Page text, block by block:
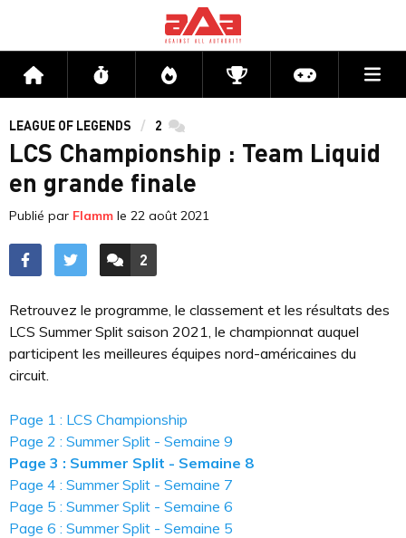
Accueil Flux Directs CompétitionsActu jeux
LEAGUE OF LEGENDS 2 commentaires
LCS Championship : Team Liquid
en grande finale
Publié par Flamm le 22 août 2021
ACCÉDER AUX
2
COMMENTAIRES
Retrouvez le programme, le classement et les résultats des
LCS Summer Split saison 2021, le championnat auquel
participent les meilleures équipes nord-américaines du
circuit.
Page 1 : LCS Championship
Page 2 : Summer Split - Semaine 9
Page 3 : Summer Split - Semaine 8
Page 4 : Summer Split - Semaine 7
Page 5 : Summer Split - Semaine 6
Page 6 : Summer Split - Semaine 5